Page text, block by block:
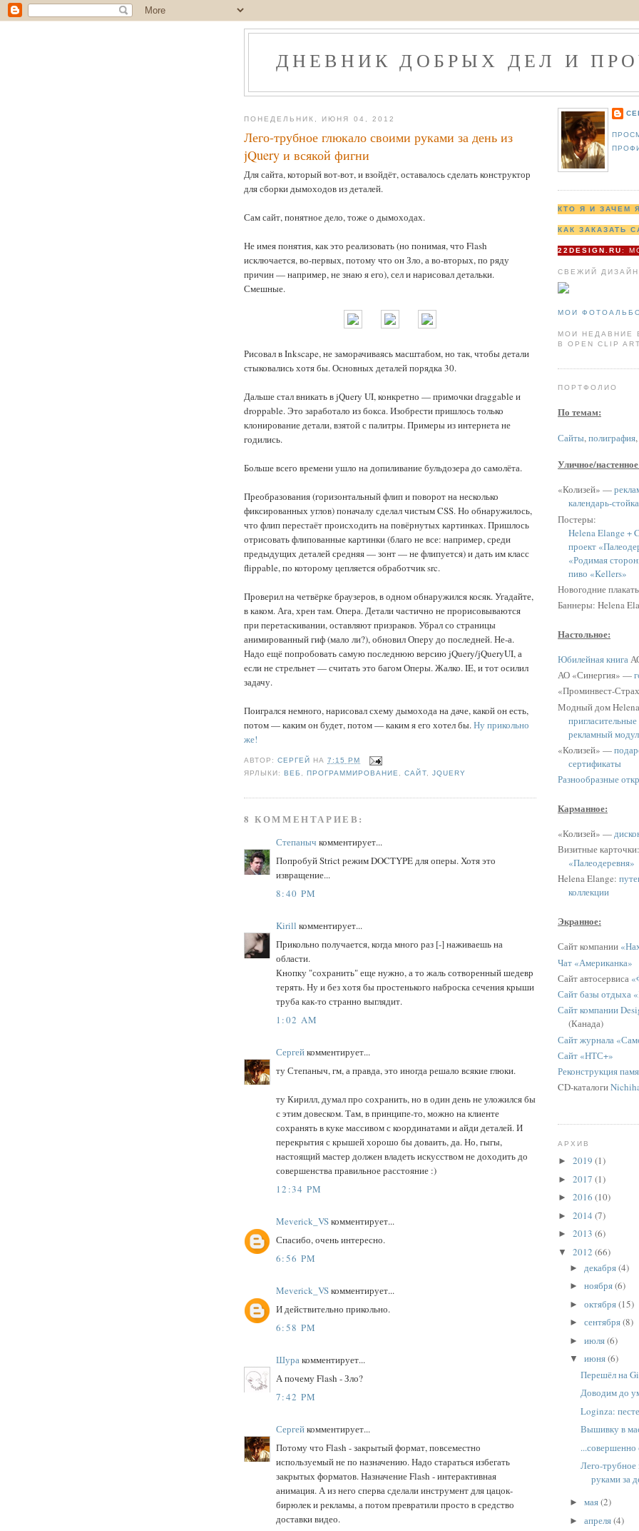
ДНЕВНИК ДОБРЫХ ДЕЛ И
ПОНЕДЕЛЬНИК, ИЮНЯ 04, 2012
Лего-трубное глюкало своими руками за день из
jQuery и всякой фигни
Для сайта, который вот-вот, и взойдёт, оставалось сделать конструктор
для сборки дымоходов из деталей.
Сам сайт, понятное дело, тоже о дымоходах.
Не имея понятия, как это реализовать (но понимая, что Flash
исключается, во-первых, потому что он Зло, а во-вторых, по ряду
причин — например, не знаю я его), сел и нарисовал детальки.
Смешные.
Рисовал в Inkscape, не заморачиваясь масштабом, но так, чтобы детали
стыковались хотя бы. Основных деталей порядка 30.
Дальше стал вникать в jQuery UI, конкретно — примочки draggable и
droppable. Это заработало из бокса. Изобрести пришлось только
клонирование детали, взятой с палитры. Примеры из интернета не
годились.
Больше всего времени ушло на допиливание бульдозера до самолёта.
Преобразования (горизонтальный флип и поворот на несколько
фиксированных углов) поначалу сделал чистым CSS. Но обнаружилось,
что флип перестаёт происходить на повёрнутых картинках. Пришлось
отрисовать флипованные картинки (благо не все: например, среди
предыдущих деталей средняя — зонт — не флипуется) и дать им класс
flippable, по которому цепляется обработчик src.
Проверил на четвёрке браузеров, в одном обнаружился косяк. Угадайте,
в каком. Ага, хрен там. Опера. Детали частично не прорисовываются
при перетаскивании, оставляют призраков. Убрал со страницы
анимированный гиф (мало ли?), обновил Оперу до последней. Не-а.
Надо ещё попробовать самую последнюю версию jQuery/jQueryUI, а
если не стрельнет — считать это багом Оперы. Жалко. IE, и тот осилил
задачу.
Поигрался немного, нарисовал схему дымохода на даче, какой он есть,
потом — каким он будет, потом — каким я его хотел бы.Ну прикольно
же!
АВТОР:СЕРГЕЙ НА7:15 PM
ЯРЛЫКИ:ВЕБ ,ПРОГРАММИРОВАНИЕ ,САЙТ, JQUERY
8 КОММЕНТАРИЕВ:
Степаныч комментирует...
Попробуй Strict режим DOCTYPE для оперы. Хотя это
извращение...
8:40 PM
Kirill комментирует...
Прикольно получается, когда много раз [-] наживаешь на
области.
Кнопку "сохранить" еще нужно, а то жаль сотворенный шедевр
терять. Ну и без хотя бы простенького наброска сечения крыши
труба как-то странно выглядит.
1:02 AM
Сергейкомментирует...
ту Степаныч, гм, а правда, это иногда решало всякие глюки.
ту Кирилл, думал про сохранить, но в один день не уложился бы
с этим довеском. Там, в принципе-то, можно на клиенте
сохранять в куке массивом с координатами и айди деталей. И
перекрытия с крышей хорошо бы доваить, да. Но, гыгы,
настоящий мастер должен владеть искусством не доходить до
совершенства правильное расстояние :)
12:34 PM
Meverick_VSкомментирует...
Спасибо, очень интересно.
6:56 PM
Meverick_VSкомментирует...
И действительно прикольно.
6:58 PM
Шура комментирует...
А почему Flash - Зло?
7:42 PM
Сергейкомментирует...
Потому что Flash - закрытый формат, повсеместно
используемый не по назначению. Надо стараться избегать
закрытых форматов. Назначение Flash - интерактивная
анимация. А из него сперва сделали инструмент для цацок-
бирюлек и рекламы, а потом превратили просто в средство
доставки видео.
КТО Я И ЗАЧЕМ
КАК ЗАКАЗАТЬ
22DESIGN.RU :
СВЕЖИЙ
МОИ
МОИ НЕДАВНИЕ
В OPEN CLIP
ПОРТФОЛИО
По темам:
Сайты,полиграфия,
Уличное/
«Колизей» —
календарь-стойка
Постеры:
Helena Elange +
проект
«Родимая
пиво «Kellers»
Новогодние
Баннеры: Helena
Настольное:
Юбилейная книга
АО «Синергия» —
«Проминвест-
Модный дом
рекламный
«Колизей» —
сертификаты
Разнообразные
Карманное:
«Колизей» —
Визитные
«Палеодеревня»
Helena Elange:
коллекции
Экранное:
Сайт компании
Чат «Американка»
Сайт автосервиса
Сайт базы отдыха
Сайт компании
(Канада)
Сайт журнала
Сайт «НТС+»
Реконструкция
CD-каталоги
АРХИВ
► 2019 (1)
► 2017 (1)
► 2016 (10)
► 2014 (7)
► 2013 (6)
▼ 2012 (66)
► декабря(4)
► ноября(6)
► октября(15)
► сентября(8)
► июля(6)
▼ июня(6)
Перешёл на
Доводим до
Loginza:
Вышивку в
...совершенно
Лего-
руками за
► мая(2)
► апреля(4)